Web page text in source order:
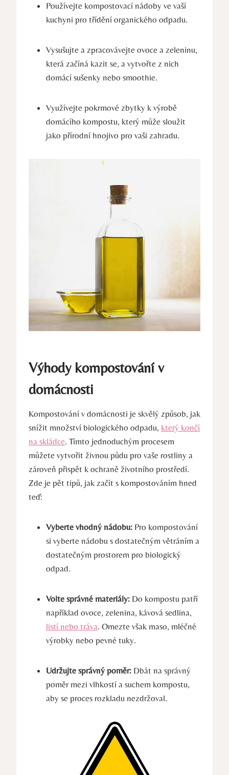
Používejte kompostovací nádoby ve vaší
kuchyni pro třídění organického odpadu.
Vysušujte a zpracovávejte ovoce a zeleninu,
která začíná kazit se, a vytvořte z nich
domácí sušenky nebo smoothie.
Využívejte pokrmové zbytky k výrobě
domácího kompostu, který může sloužit
jako přírodní hnojivo pro vaši zahradu.
Výhody kompostování v
domácnosti
Kompostování v domácnosti je skvělý způsob, jak
snížit množství biologického odpadu, který končí
na skládce. Tímto jednoduchým procesem
můžete vytvořit živnou půdu pro vaše rostliny a
zároveň přispět k ochraně životního prostředí.
Zde je pět tipů, jak začít s kompostováním hned
teď:
Vyberte vhodný nádobu: Pro kompostování
si vyberte nádobu s dostatečným větráním a
dostatečným prostorem pro biologický
odpad.
Volte správné materiály: Do kompostu patří
například ovoce, zelenina, kávová sedlina,
listí nebo tráva. Omezte však maso, mléčné
výrobky nebo pevné tuky.
Udržujte správný poměr: Dbát na správný
poměr mezi vlhkostí a suchem kompostu,
aby se proces rozkladu nezdržoval.